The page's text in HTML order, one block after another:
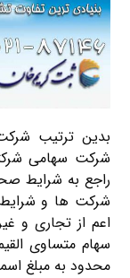
بدین ترتیب
شرکت سهامی
راجع به شرایط
شرکت ها و شرایط
اعم از تجاری و
سهام متساوی
محدود به مبلغ